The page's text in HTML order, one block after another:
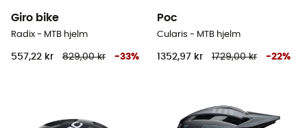
Giro bike
Radix - MTB hjelm
557,22 kr 829,00 kr -33%
Poc
Cularis - MTB hjelm
1352,97 kr 1729,00 kr -22%